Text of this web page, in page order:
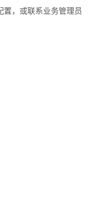
置，或联系业务管理员